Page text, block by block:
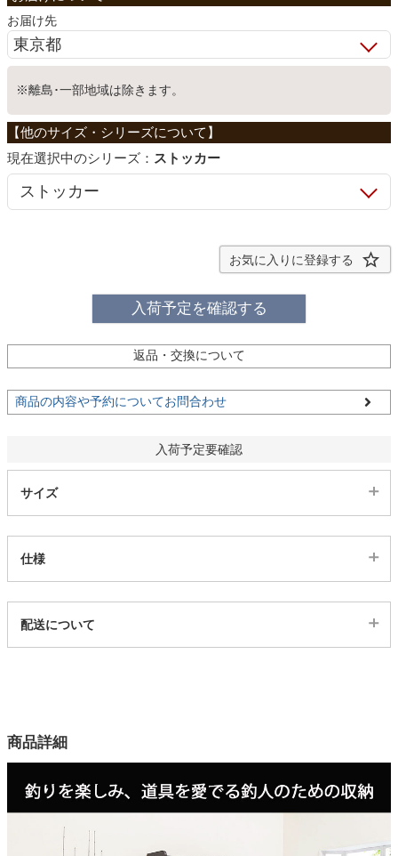
学習机
ホームオフィス
こたつ
カーテン
マット
収納用品
家電・照明器具
インテリア雑貨
お届け先
※離島･一部地域は除きます。
シリーズ： ストッカー
お気に入りに登録する
入荷予定を確認する
返品・交換について
商品の内容や予約についてお問合わせ
入荷予定要確認
サイズ
仕様
497058
1色
天板耐荷重
10kg
棚板耐荷重
配送について
商品詳細